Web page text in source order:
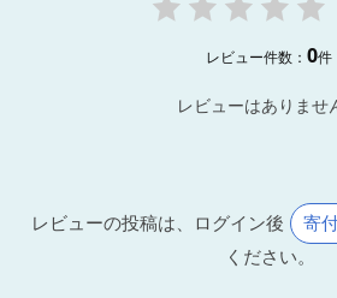
レビュー件数：0件
レビューはありませ
レビューの投稿は、ログイン後 寄
ください。